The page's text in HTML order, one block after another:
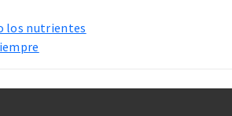
los nutrientes